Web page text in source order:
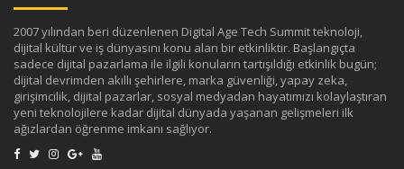
2007 yılından beri düzenlenen Digital Age Tech Summit teknoloji,
dijital kültür ve iş dünyasını konu alan bir etkinliktir. Başlangıçta
sadece dijital pazarlama ile ilgili konuların tartışıldığı etkinlik bugün;
dijital devrimden akıllı şehirlere, marka güvenliği, yapay zeka,
girişimcilik, dijital pazarlar, sosyal medyadan hayatımızı kolaylaştıran
yeni teknolojilere kadar dijital dünyada yaşanan gelişmeleri ilk
ağızlardan öğrenme imkanı sağlıyor.